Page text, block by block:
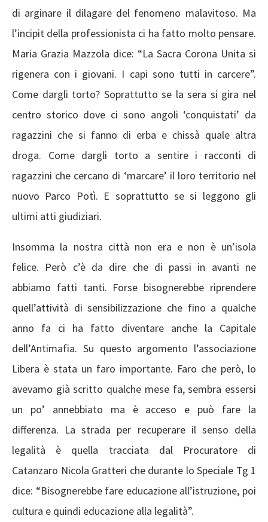
di arginare il dilagare del fenomeno malavitoso. Ma
l’incipit della professionista ci ha fatto molto pensare.
Maria Grazia Mazzola dice: “La Sacra Corona Unita si
rigenera con i giovani. I capi sono tutti in carcere”.
Come dargli torto? Soprattutto se la sera si gira nel
centro storico dove ci sono angoli ‘conquistati’ da
ragazzini che si fanno di erba e chissà quale altra
droga. Come dargli torto a sentire i racconti di
ragazzini che cercano di ‘marcare’ il loro territorio nel
nuovo Parco Potì. E soprattutto se si leggono gli
ultimi atti giudiziari.
Insomma la nostra città non era e non è un’isola
felice. Però c’è da dire che di passi in avanti ne
abbiamo fatti tanti. Forse bisognerebbe riprendere
quell’attività di sensibilizzazione che fino a qualche
anno fa ci ha fatto diventare anche la Capitale
dell’Antimafia. Su questo argomento l’associazione
Libera è stata un faro importante. Faro che però, lo
avevamo già scritto qualche mese fa, sembra essersi
un po’ annebbiato ma è acceso e può fare la
differenza. La strada per recuperare il senso della
legalità è quella tracciata dal Procuratore di
Catanzaro Nicola Gratteri che durante lo Speciale Tg 1
dice: “Bisognerebbe fare educazione all’istruzione, poi
cultura e quindi educazione alla legalità”.